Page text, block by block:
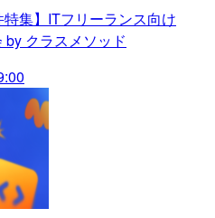
特集】ITフリーランス向け
by クラスメソッド